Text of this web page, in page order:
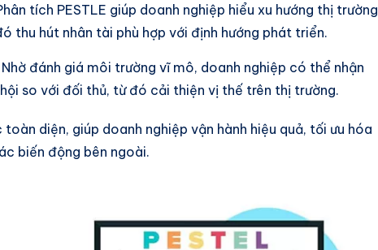
tích PESTLE giúp doanh nghiệp hiểu xu hướng thị trường
thu hút nhân tài phù hợp với định hướng phát triển.
Nhờ đánh giá môi trường vĩ mô, doanh nghiệp có thể nhận
so với đối thủ, từ đó cải thiện vị thế trên thị trường.
diện, giúp doanh nghiệp vận hành hiệu quả, tối ưu hóa
biến động bên ngoài.